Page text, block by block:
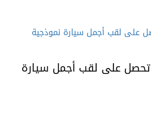
Bentley EXP 100 GT تحصل على لقب أجمل سيارة